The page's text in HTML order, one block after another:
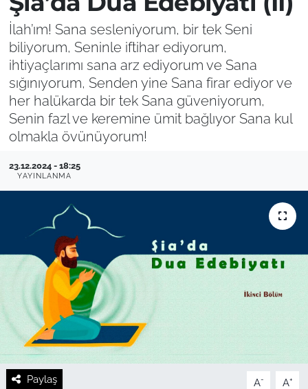
İlah’ım! Sana sesleniyorum, bir tek Seni
biliyorum, Seninle iftihar ediyorum,
ihtiyaçlarımı sana arz ediyorum ve Sana
sığınıyorum, Senden yine Sana firar ediyor ve
her halükarda bir tek Sana güveniyorum,
Senin fazl ve keremine ümit bağlıyor Sana kul
olmakla övünüyorum!
23.12.2024 - 18:25
YAYINLANMA
Paylaş A- A+